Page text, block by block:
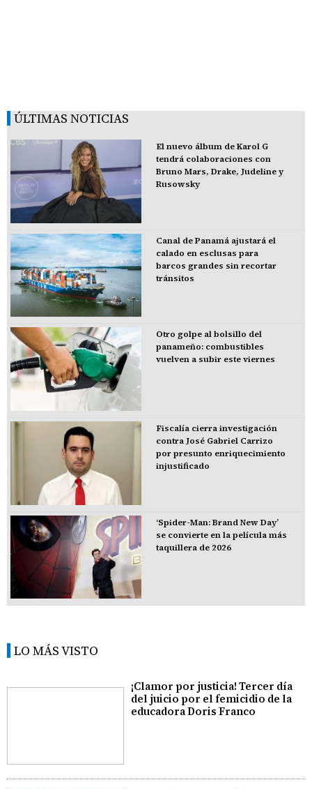
ÚLTIMAS NOTICIAS
El nuevo álbum de Karol G
tendrá colaboraciones con
Bruno Mars, Drake, Judeline y
Rusowsky
Canal de Panamá ajustará el
calado en esclusas para
barcos grandes sin recortar
tránsitos
Otro golpe al bolsillo del
panameño: combustibles
vuelven a subir este viernes
Fiscalía cierra investigación
contra José Gabriel Carrizo
por presunto enriquecimiento
injustificado
‘Spider-Man: Brand New Day’
se convierte en la película más
taquillera de 2026
LO MÁS VISTO
¡Clamor por justicia! Tercer día
del juicio por el femicidio de la
educadora Doris Franco